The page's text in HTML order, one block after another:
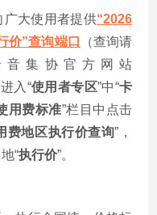
广大使用者提供“2026
价”查询端口
（查询请
集协官方网站
入 “使用者专区”中“卡
用费标准”栏目中点击
费地区执行价查询”，
“执行价”。